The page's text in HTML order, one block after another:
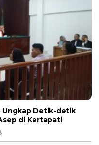
Ungkap Detik-detik
di Kertapati